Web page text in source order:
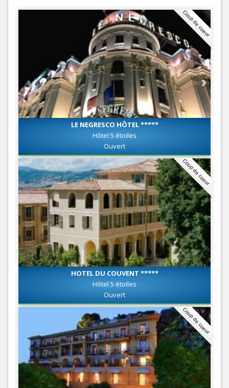
Coup de coeur
LE NEGRESCO HÔTEL *****
Hôtel 5 étoiles
Ouvert
Coup de coeur
HOTEL DU COUVENT *****
Hôtel 5 étoiles
Ouvert
Coup de coeur